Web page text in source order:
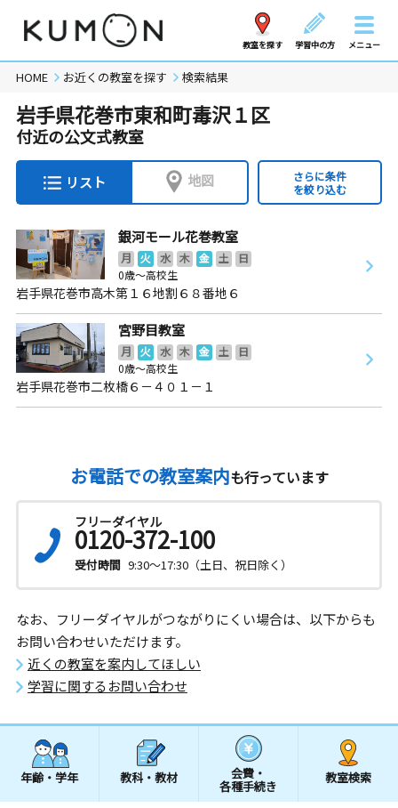
教室を探す 学習中の方 メニュー
HOME お近くの教室を探す 検索結果
岩手県花巻市東和町毒沢１区
付近の公文式教室
リスト 地図
さらに条件
を絞り込む
銀河モール花巻教室
月 火 水 木 金 土
日
0歳～高校生
岩手県花巻市高木第１６地割６８番地６
宮野目教室
月 火 水 木 金 土
日
0歳～高校生
岩手県花巻市二枚橋６－４０１－１
お電話での教室案内も行っています
フリーダイヤル
0120-372-100
受付時間 9:30～17:30（土日、祝日除く）
なお、フリーダイヤルがつながりにくい場合は、以下からも
お問い合わせいただけます。
近くの教室を案内してほしい
学習に関するお問い合わせ
年齢・学年 教科・教材 会費・
各種手続き
教室検索